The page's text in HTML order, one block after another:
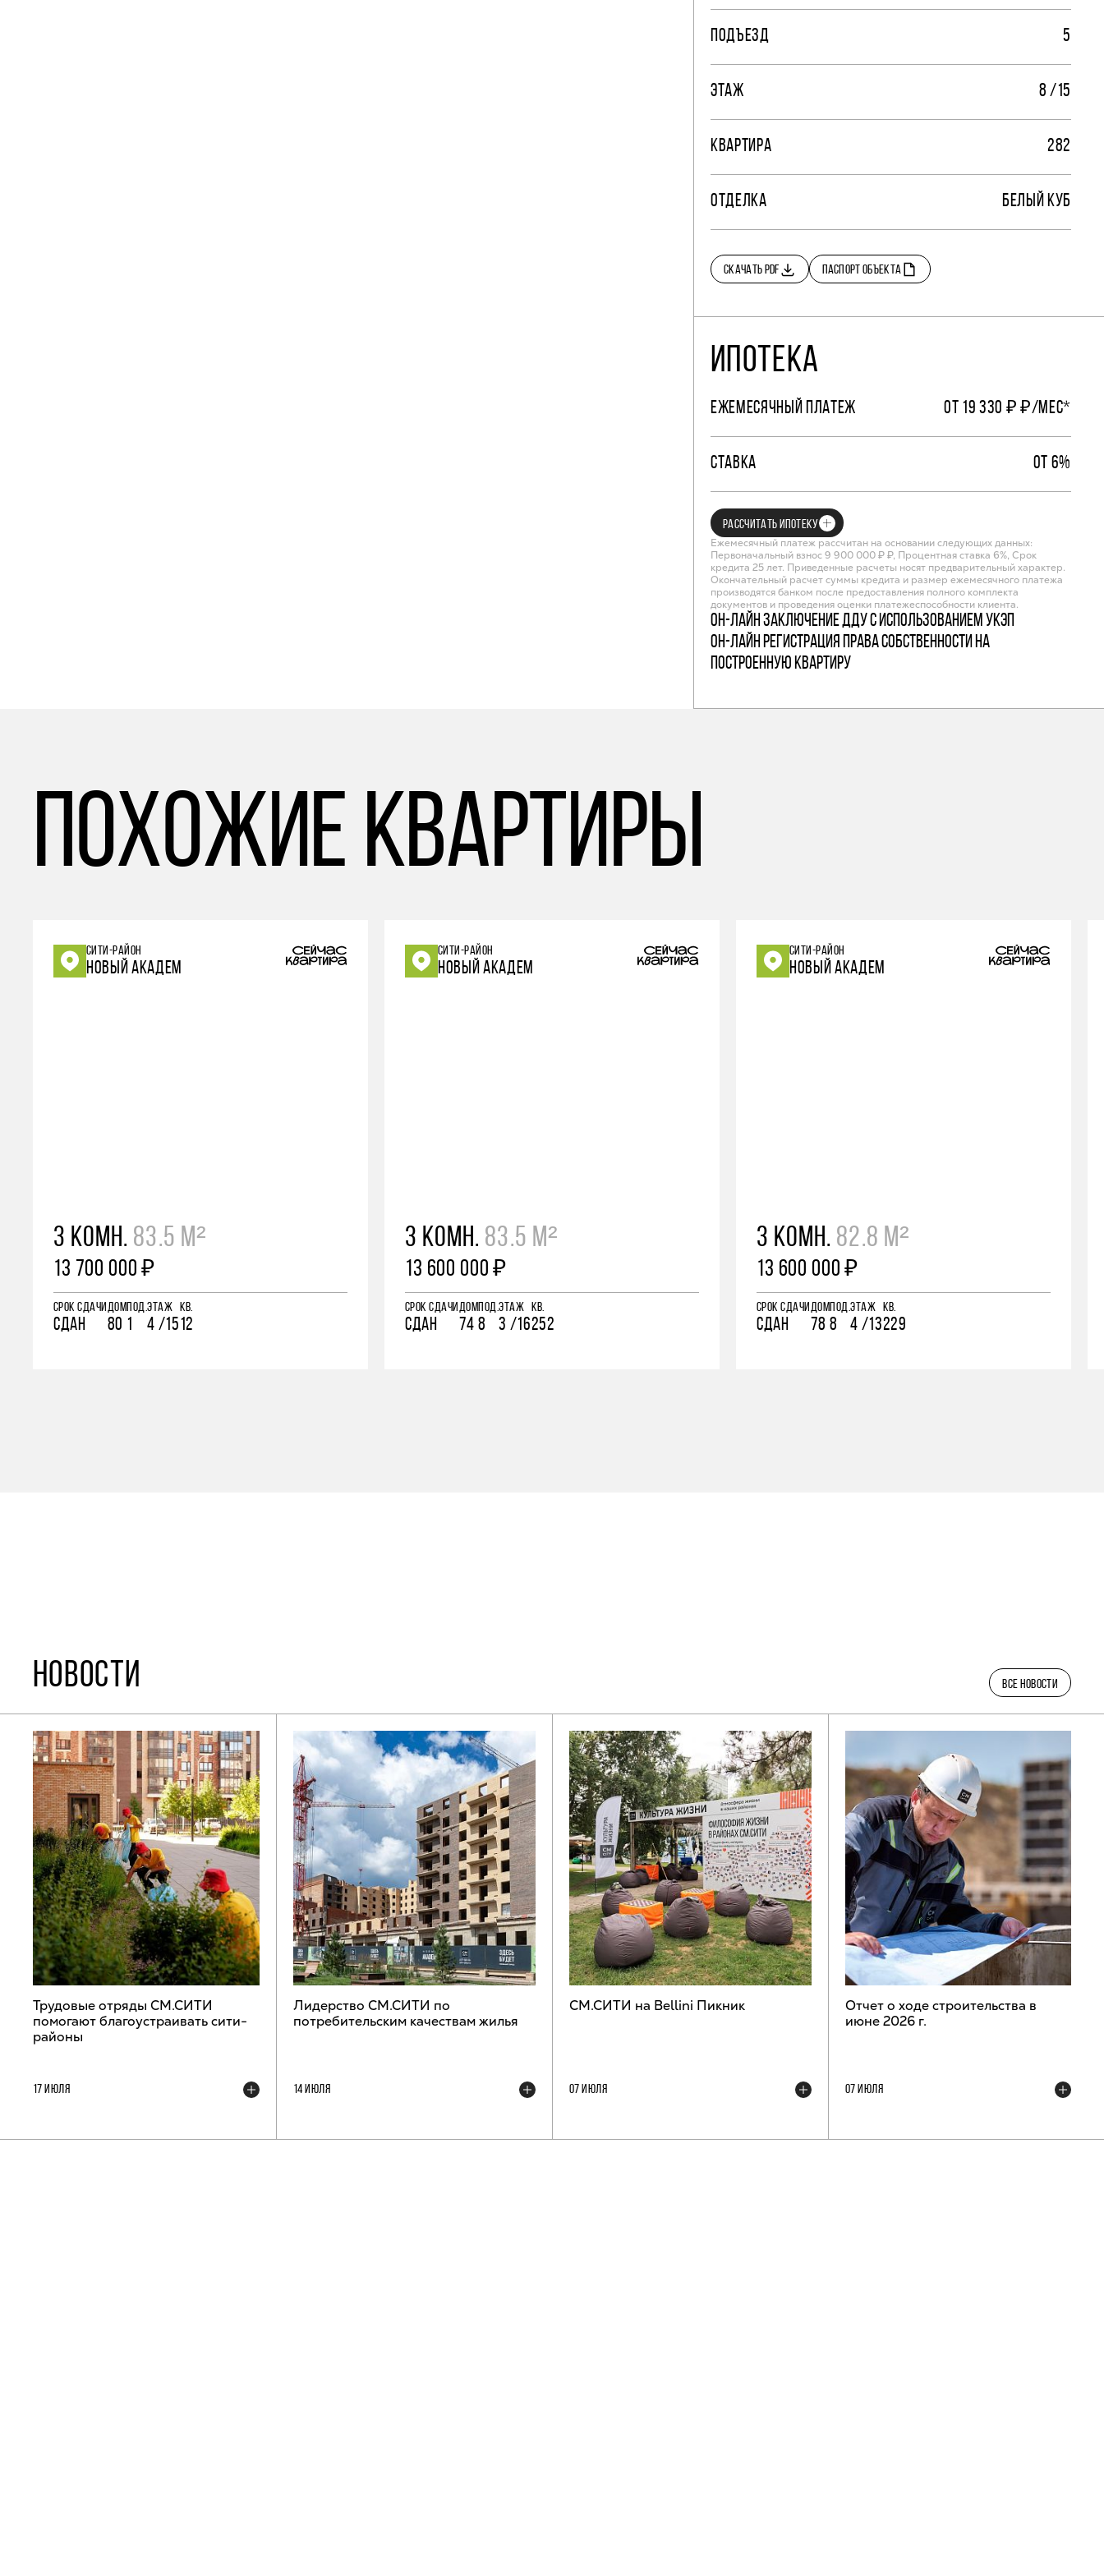
ПОДЪЕЗД 5
ЭТАЖ 8 /15
КВАРТИРА 282
ОТДЕЛКА БЕЛЫЙ КУБ
СКАЧАТЬ PDF ПАСПОРТ ОБЪЕКТА
ИПОТЕКА
ЕЖЕМЕСЯЧНЫЙ ПЛАТЕЖ ОТ 19 330 ₽ ₽/МЕС*
СТАВКА ОТ 6%
РАССЧИТАТЬ ИПОТЕКУ
Ежемесячный платеж рассчитан на основании следующих данных:
Первоначальный взнос 9 900 000 ₽ ₽, Процентная ставка 6%, Срок
кредита 25 лет. Приведенные расчеты носят предварительный характер.
Окончательный расчет суммы кредита и размер ежемесячного платежа
производятся банком после предоставления полного комплекта
документов и проведения оценки платежеспособности клиента.
Он-лайн заключение ДДУ с использованием УКЭП
Он-лайн регистрация права собственности на
построенную квартиру
похожие квартиры
СИТИ-РАЙОН
НОВЫЙ АКАДЕМ
3 КОМН. 83.5 М²
13 700 000 ₽
СРОК СДАЧИ
СДАН
ДОМ
80
ПОД.
1
ЭТАЖ
4 /15
КВ.
12
СИТИ-РАЙОН
НОВЫЙ АКАДЕМ
3 КОМН. 83.5 М²
13 600 000 ₽
СРОК СДАЧИ
СДАН
ДОМ
74
ПОД.
8
ЭТАЖ
3 /16
КВ.
252
СИТИ-РАЙОН
НОВЫЙ АКАДЕМ
3 КОМН. 82.8 М²
13 600 000 ₽
СРОК СДАЧИ
СДАН
ДОМ
78
ПОД.
8
ЭТАЖ
4 /13
КВ.
229
НОВОСТИ ВСЕ НОВОСТИ
Трудовые отряды СМ.СИТИ
помогают благоустраивать сити-
районы
17 ИЮЛЯ
Лидерство СМ.СИТИ по
потребительским качествам жилья
14 ИЮЛЯ
СМ.СИТИ на Bellini Пикник
07 ИЮЛЯ
Отчет о ходе строительства в
июне 2026 г.
07 ИЮЛЯ